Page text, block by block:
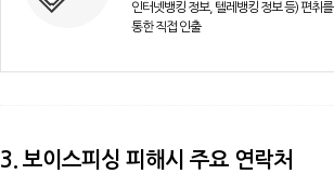
인터넷뱅킹 정보, 텔레뱅킹 정보 등) 편취를
통한 직접 인출
3. 보이스피싱 피해시 주요 연락처